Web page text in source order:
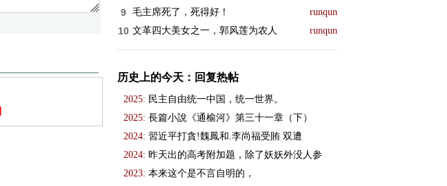
9 毛主席死了，死得好！ runqun
10 文革四大美女之一，郭风莲为农人 runqun
历史上的今天：回复热帖
2025: 民主自由统一中国，统一世界。
2025: 長篇小說《通榆河》第三十一章（下）
2024: 習近平打貪!魏鳳和.李尚福受賄 双遭
2024: 昨天出的高考附加题，除了妖妖外没人参
2023: 本来这个是不言自明的，